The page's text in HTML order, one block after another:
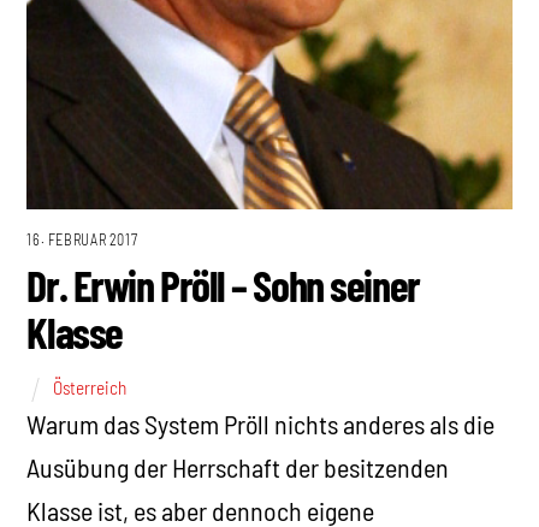
16. FEBRUAR 2017
Dr. Erwin Pröll – Sohn seiner
Klasse
Österreich
Warum das System Pröll nichts anderes als die
Ausübung der Herrschaft der besitzenden
Klasse ist, es aber dennoch eigene